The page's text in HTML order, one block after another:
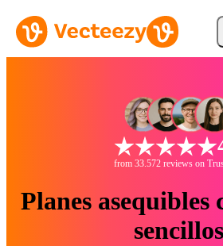
from 33.572 reviews on
Planes asequibles
sencillos